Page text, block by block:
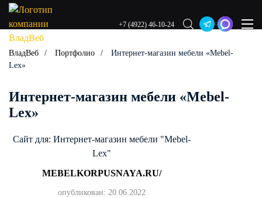
+7 (4922) 46-10-24
ВладВеб Портфолио
Интернет-магазин мебели «Mebel-
Lex»
Интернет-магазин мебели «Mebel-
Lex»
Сайт для: Интернет-магазин мебели "Mebel-
Lex"
MEBELKORPUSNAYA.RU/
опубликован: 20.06.2022